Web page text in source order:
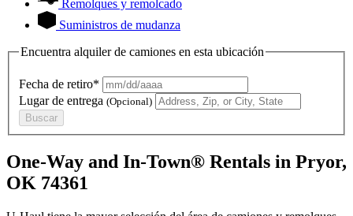
Remolques y remolcado
Suministros de mudanza
Encuentra alquiler de camiones en esta ubicación
Fecha de retiro*
Lugar de entrega (Opcional)
Buscar
One-Way and In-Town® Rentals in Pryor,
OK 74361